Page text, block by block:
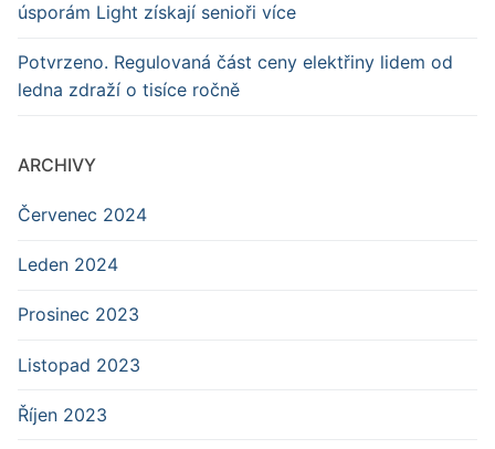
úsporám Light získají senioři více
Potvrzeno. Regulovaná část ceny elektřiny lidem od
ledna zdraží o tisíce ročně
ARCHIVY
Červenec 2024
Leden 2024
Prosinec 2023
Listopad 2023
Říjen 2023